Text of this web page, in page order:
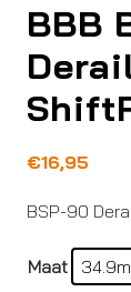
BBB
€16,95
BSP-90
Maat